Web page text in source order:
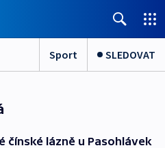
Sport SLEDOVAT
čínské lázně u Pasohlávek